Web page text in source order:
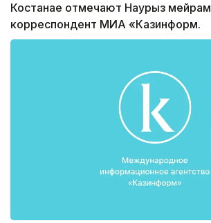
Костанае отмечают Наурыз
корреспондент МИА «Казинформ.